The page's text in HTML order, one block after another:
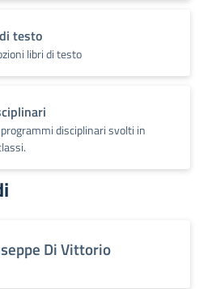
testo
libri di testo
disciplinari svolti in
Di Vittorio